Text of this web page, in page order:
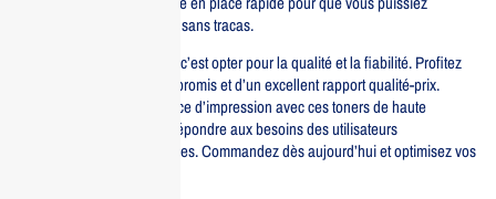
retourner à vos impressions sans tracas.
Choisir les toners HP 131A, c’est opter pour la qualité et la fiabilité. Profitez
d’une impression sans compromis et d’un excellent rapport qualité-prix.
Transformez votre expérience d’impression avec ces toners de haute
performance, conçus pour répondre aux besoins des utilisateurs
professionnels et domestiques. Commandez dès aujourd’hui et optimisez vos